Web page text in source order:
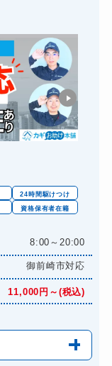
13,200円～(税込)
8,800円～(税込)
14,300円～(税込)
8,800円～(税込)
24時間駆けつけ
資格保有者在籍
8:00～20:00
御前崎市対応
11,000円～(税込)